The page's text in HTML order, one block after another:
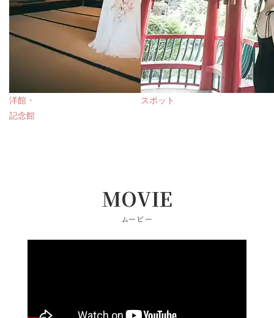
洋館・
記念館
スポット
MOVIE
ムービー